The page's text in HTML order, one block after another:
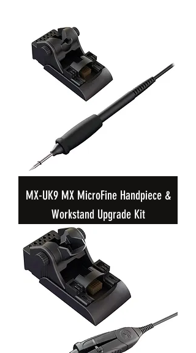
MX-UK9 MX MicroFine Handpiece &
Workstand Upgrade Kit